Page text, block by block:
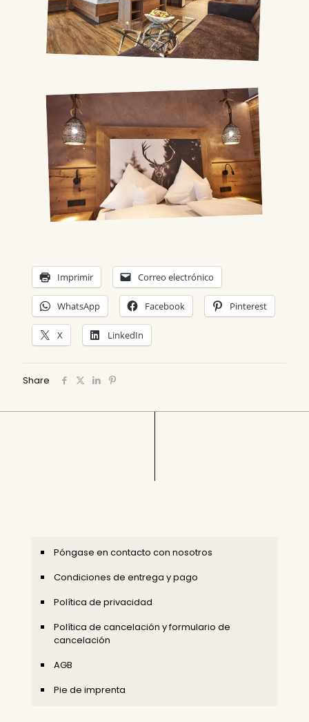
Imprimir Correo electrónico
WhatsApp Facebook Pinterest
X LinkedIn
Share
Póngase en contacto con nosotros
Condiciones de entrega y pago
Política de privacidad
Política de cancelación y formulario de
cancelación
AGB
Pie de imprenta